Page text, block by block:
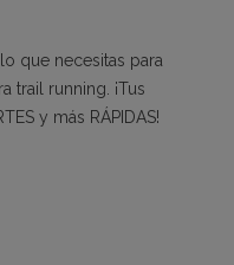
que necesitas para
trail running. ¡Tus
y más RÁPIDAS!